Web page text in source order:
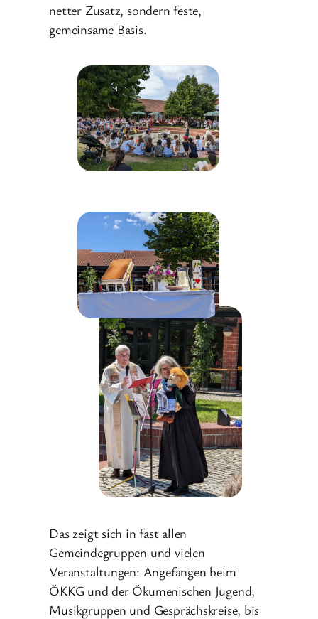
netter Zusatz, sondern feste,
gemeinsame Basis.
Das zeigt sich in fast allen
Gemeindegruppen und vielen
Veranstaltungen: Angefangen beim
ÖKKG und der Ökumenischen Jugend,
Musikgruppen und Gesprächskreise, bis